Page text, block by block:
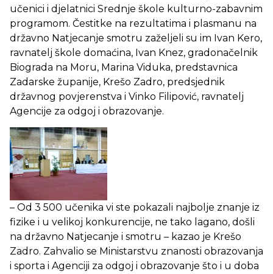
učenici i djelatnici Srednje škole kulturno-zabavnim
programom. Čestitke na rezultatima i plasmanu na
državno Natjecanje smotru zaželjeli su im Ivan Kero,
ravnatelj škole domaćina, Ivan Knez, gradonačelnik
Biograda na Moru, Marina Viduka, predstavnica
Zadarske županije, Krešo Zadro, predsjednik
državnog povjerenstva i Vinko Filipović, ravnatelj
Agencije za odgoj i obrazovanje.
– Od 3 500 učenika vi ste pokazali najbolje znanje iz
fizike i u velikoj konkurencije, ne tako lagano, došli
na državno Natjecanje i smotru – kazao je Krešo
Zadro. Zahvalio se Ministarstvu znanosti obrazovanja
i sporta i Agenciji za odgoj i obrazovanje što i u doba